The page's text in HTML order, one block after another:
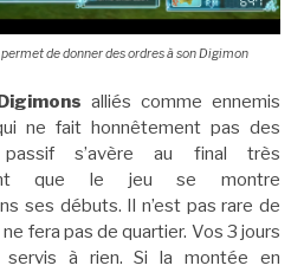
de donner des ordres à son Digimon
Digimons alliés comme ennemis
ne fait honnêtement pas des
s’avère au final très
que le jeu se montre
ses débuts. Il n’est pas rare de
fera pas de quartier. Vos 3 jours
servis à rien. Si la montée en